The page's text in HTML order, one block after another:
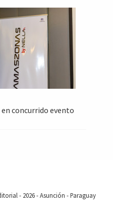
concurrido evento
- 2026 - Asunción - Paraguay